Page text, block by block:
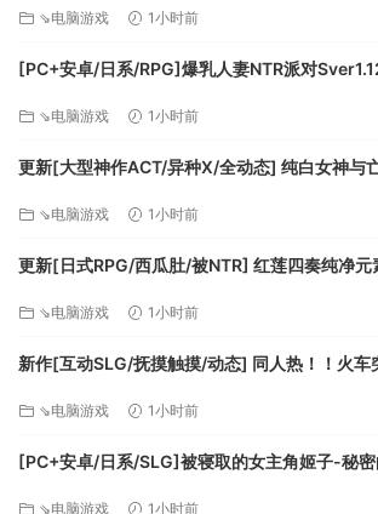
他们确实在数量上占优势！他们这群头脑简
只不过人数众多而已，不过好像已经多到会
胁了。剑客、枪兵、弓箭手——派出你的军队
⇘电脑游戏 1小时前
[PC+安卓/日系/RPG]爆乳人妻NTR派对
⇘电脑游戏 1小时前
更新[大型神作ACT/异种X/全动态] 纯白女神与
⇘电脑游戏 1小时前
更新[日式RPG/西瓜肚/被NTR] 红莲四奏纯净元
⇘电脑游戏 1小时前
新作[互动SLG/抚摸触摸/动态] 同人热！！火
⇘电脑游戏 1小时前
[PC+安卓/日系/SLG]被寝取的女主角姬子-秘密
⇘电脑游戏 1小时前